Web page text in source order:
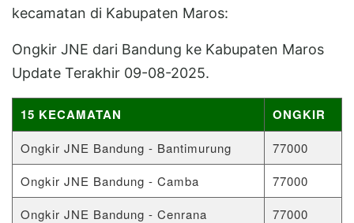
kecamatan di Kabupaten Maros:
Ongkir JNE dari Bandung ke Kabupaten Maros
Update Terakhir 09-08-2025.
15 KECAMATAN ONGKIR
Ongkir JNE Bandung - Bantimurung
77000
Ongkir JNE Bandung - Camba
77000
Ongkir JNE Bandung - Cenrana
77000